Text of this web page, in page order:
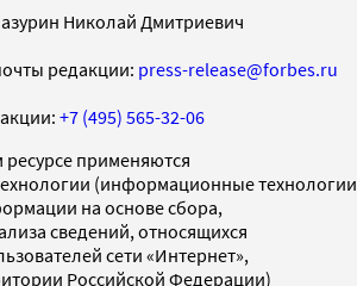
Николай Дмитриевич
редакции: press-release@forbes.ru
+7 (495) 565-32-06
применяются
(информационные технологии
на основе сбора,
сведений, относящихся
сети «Интернет»,
Российской Федерации)